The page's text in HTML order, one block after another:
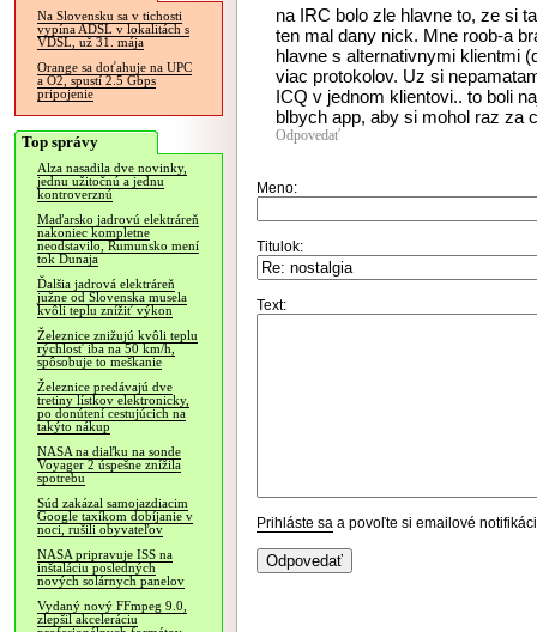
Na Slovensku sa v tichosti
vypína ADSL v lokalitách s
VDSL, už 31. mája
Orange sa doťahuje na UPC
a O2, spustí 2.5 Gbps
pripojenie
Top správy
Alza nasadila dve novinky,
jednu užitočnú a jednu
kontroverznú
Maďarsko jadrovú elektráreň
nakoniec kompletne
neodstavilo, Rumunsko mení
tok Dunaja
Ďalšia jadrová elektráreň
južne od Slovenska musela
kvôli teplu znížiť výkon
Železnice znižujú kvôli teplu
rýchlosť iba na 50 km/h,
spôsobuje to meškanie
Železnice predávajú dve
tretiny lístkov elektronicky,
po donútení cestujúcich na
takýto nákup
NASA na diaľku na sonde
Voyager 2 úspešne znížila
spotrebu
Súd zakázal samojazdiacim
Google taxíkom dobíjanie v
noci, rušili obyvateľov
NASA pripravuje ISS na
inštaláciu posledných
nových solárnych panelov
Vydaný nový FFmpeg 9.0,
zlepšil akceleráciu
na IRC bolo zle hlavne to, ze si
ten mal dany nick. Mne roob-a
hlavne s alternativnymi klientmi
viac protokolov. Uz si
ICQ v jednom klientovi.. to boli
blbych app, aby si mohol raz za
Odpovedať
Meno:
Titulok:
Text:
Prihláste sa a povoľte si emailové